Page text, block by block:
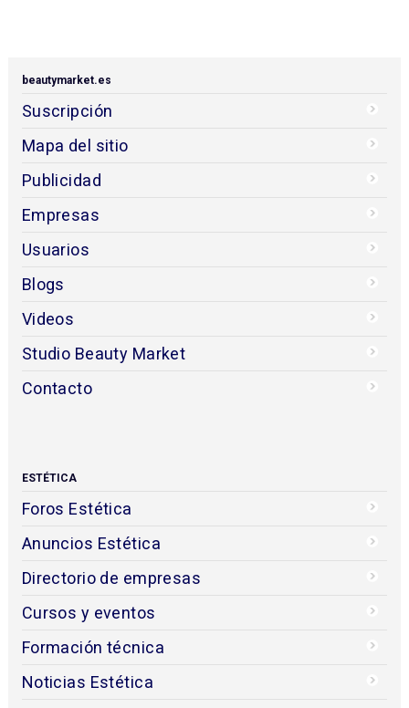
Nuevo Catálogo 2026 de Perfect Beauty
El nuevo catálogo 2026 de Perfect Beauty integra
mobiliario, reforzando la visión global de la marca
como 'partner' estratégico para salones y centros
especializados. innovación y calidad profesional.
Descárgalo ahora
Wonder Curl de Fanola, rizos perfectos
Descubre nuestra línea de tratamientos
de cabello rizado.
Suscripción
Mapa del sitio
Publicidad